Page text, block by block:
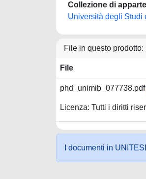
Collezione di
Università degli Studi
File in questo prodotto:
File
phd_unimib_077738.pdf
Licenza: Tutti i diritti
I documenti in